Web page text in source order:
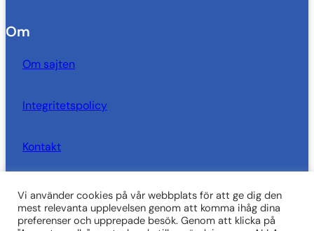
Om
Om sajten
Integritetspolicy
Kontakt
SkrivarSidan behöver dig!
Vi använder cookies på vår webbplats för att ge dig den
mest relevanta upplevelsen genom att komma ihåg dina
preferenser och upprepade besök. Genom att klicka på